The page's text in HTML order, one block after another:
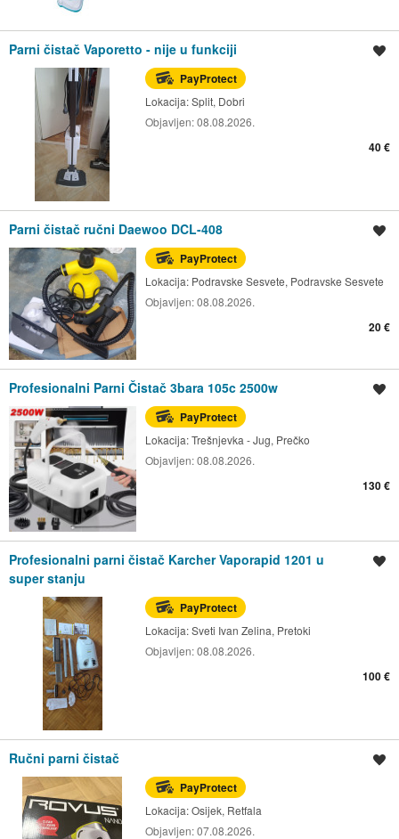
Parni čistač Vaporetto - nije u funkciji
PayProtect
Lokacija:Split, Dobri
Objavljen:08.08.2026.
40 €
Parni čistač ručni Daewoo DCL-408
PayProtect
Lokacija: Podravske Sesvete, Podravske Sesvete
Objavljen:08.08.2026.
20 €
Profesionalni Parni Čistač 3bara 105c 2500w
PayProtect
Lokacija:Trešnjevka - Jug, Prečko
Objavljen:08.08.2026.
130 €
Profesionalni parni čistač Karcher Vaporapid 1201 u
super stanju
PayProtect
Lokacija:Sveti Ivan Zelina, Pretoki
Objavljen:08.08.2026.
100 €
Ručni parni čistač
PayProtect
Lokacija:Osijek, Retfala
Objavljen:07.08.2026.